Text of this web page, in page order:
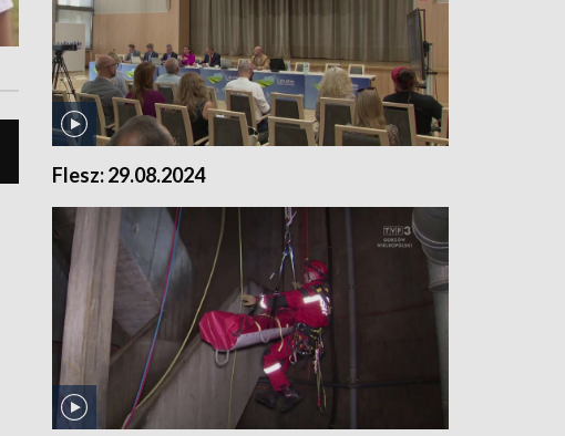
Flesz: 29.08.2024